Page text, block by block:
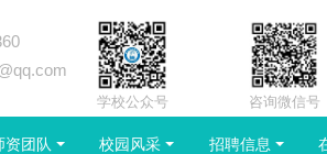
学校公众号 咨询微信号
资团队 校园风采 招聘信息